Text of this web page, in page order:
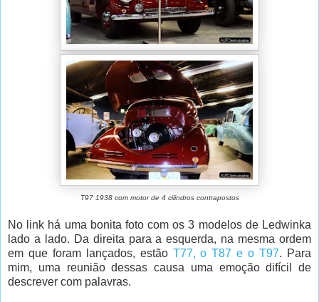
T97 1938 com motor de 4 cilindros contrapostos
No link há uma bonita foto com os 3 modelos de Ledwinka
lado a lado. Da direita para a esquerda, na mesma ordem
em que foram lançados, estão T77, o T87 e o T97. Para
mim, uma reunião dessas causa uma emoção difícil de
descrever com palavras.